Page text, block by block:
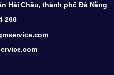
Hải Châu, thành phố Đà Nẵng
268